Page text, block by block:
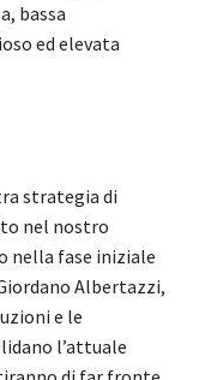
bassa
ed elevata
strategia di
nel nostro
nella fase iniziale
Albertazzi,
e le
l’attuale